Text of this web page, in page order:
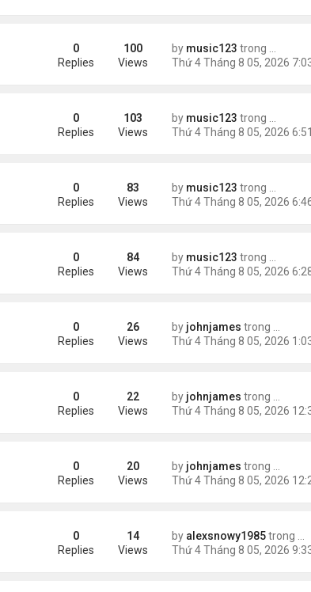
by music123 trong
0
Replies
100
Views
by music123 trong
0
Replies
103
Views
by music123 trong
0
Replies
83
Views
nổ ở sân bay by music123 trong
0
Replies
84
Views
Filing? by johnjames trong
0
Replies
26
Views
Growth by Fastest Logo by johnjames trong
0
Replies
22
Views
Choose Swyft POS by johnjames trong
0
Replies
20
Views
by alexsnowy1985trong
0
Replies
14
Views